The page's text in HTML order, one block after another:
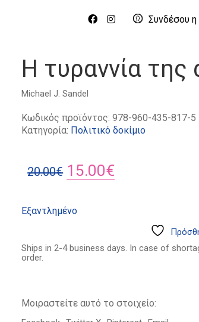
Συνδέσου
Η τυραννία της
Michael J. Sandel
Κωδικός προϊόντος:978-960-435-817-5
Κατηγορία: Πολιτικό δοκίμιο
20.00€ Original
was:
15.00€
15.00€.
Εξαντλημένο
Ships in 2-4 business days. In case of
order.
Μοιραστείτε αυτό το στοιχείο: